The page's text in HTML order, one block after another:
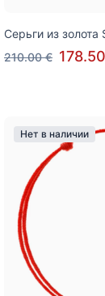
Серьги из
210.00 €
Нет в наличии